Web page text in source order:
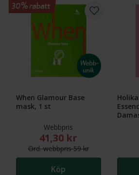
When Glamour Base
mask, 1 st
Webbpris
Nytt reducerat pris:
41,30 kr
Ord.webbpris59 kr
Köp
30% rabatt